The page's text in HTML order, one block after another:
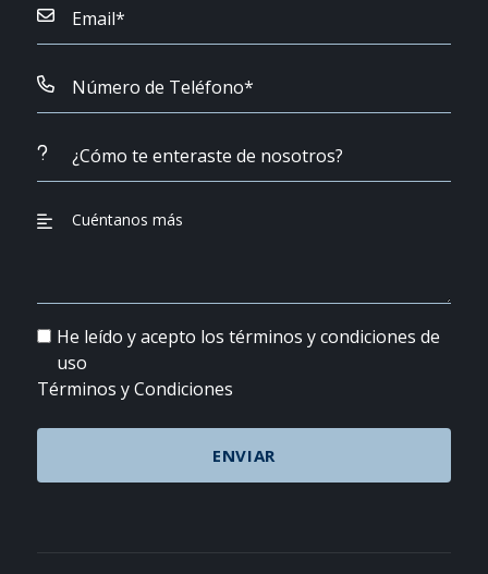
He leído y acepto los términos y condiciones de
uso
Términos y Condiciones